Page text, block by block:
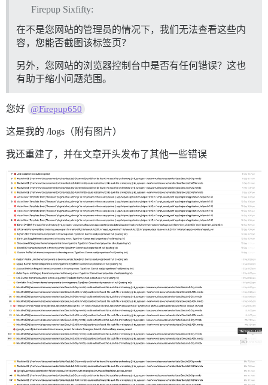
Firepup Sixfifty:
在不是您网站的管理员的情况下，我们无法查看这些内
容，您能否截图该标签页？
另外，您网站的浏览器控制台中是否有任何错误？这也
有助于缩小问题范围。
您好 @Firepup650
这是我的 /logs（附有图片）
我还重建了，并在文章开头发布了其他一些错误